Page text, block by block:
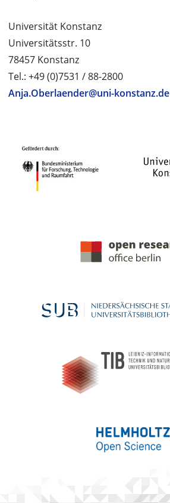
Universität Konstanz
Universitätsstr. 10
78457 Konstanz
Tel.: +49 (0)7531 / 88-2800
Anja.Oberlaender@uni-konstanz.de